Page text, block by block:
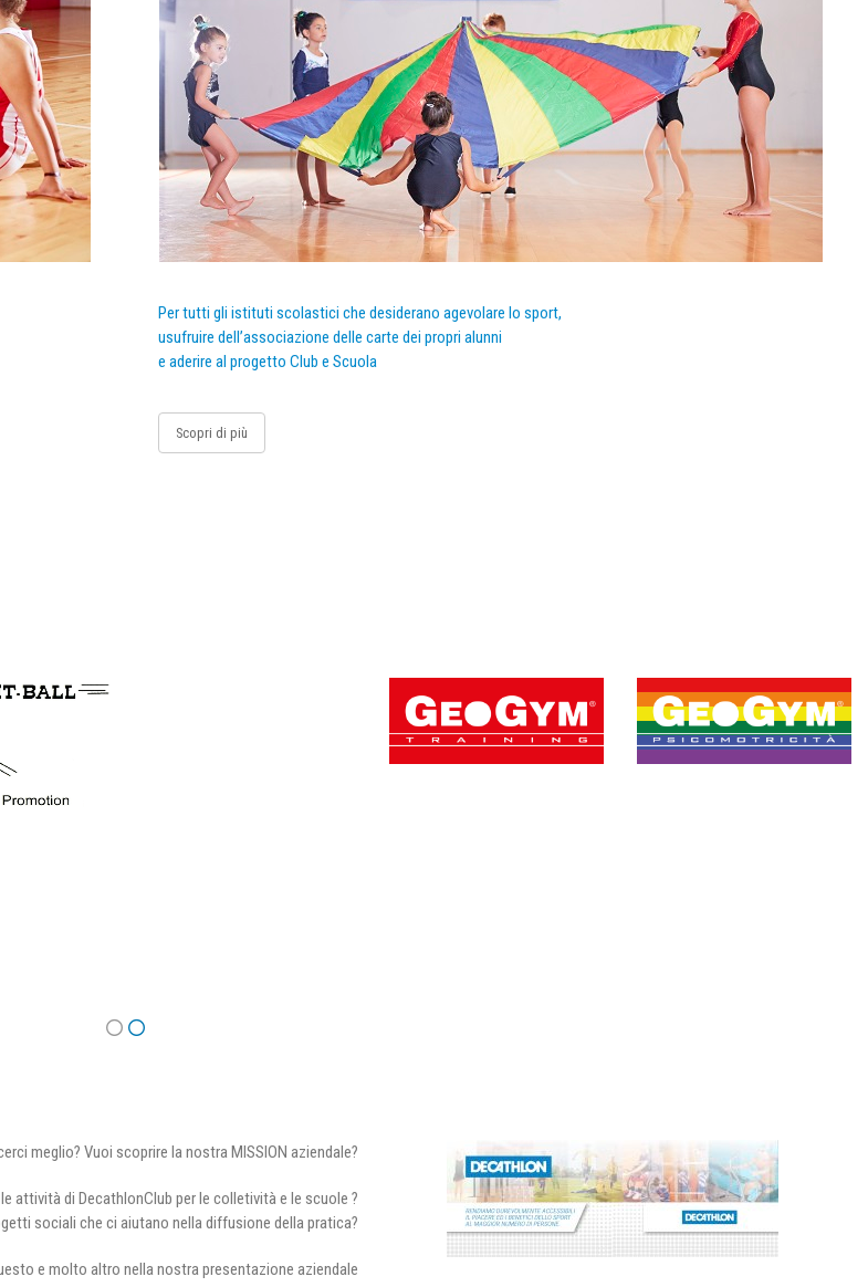
Per tutti gli istituti scolastici che desiderano agevolare lo sport,
usufruire dell’associazione delle carte dei propri alunni
e aderire al progetto Club e Scuola
Scopri di più
meglio? Vuoi scoprire la nostra MISSION aziendale?
attività di DecathlonClub per le colletività e le scuole ?
sociali che ci aiutano nella diffusione della pratica?
e molto altro nella nostra presentazione aziendale